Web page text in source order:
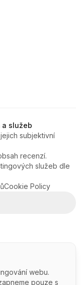
webu.
pouze s
služeb
subjektivní
recenzí.
služeb dle
Cookie Policy